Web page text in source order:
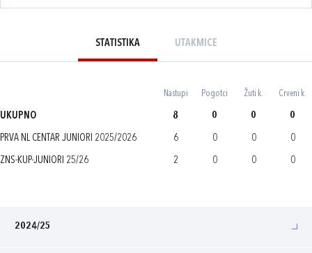
STATISTIKA UTAKMICE
Nastupi Pogotci Žuti k. Crveni k.
UKUPNO 8 0 0 0
PRVA NL CENTAR JUNIORI 2025/2026 6 0 0 0
ZNS-KUP-JUNIORI 25/26 2 0 0 0
2024/25